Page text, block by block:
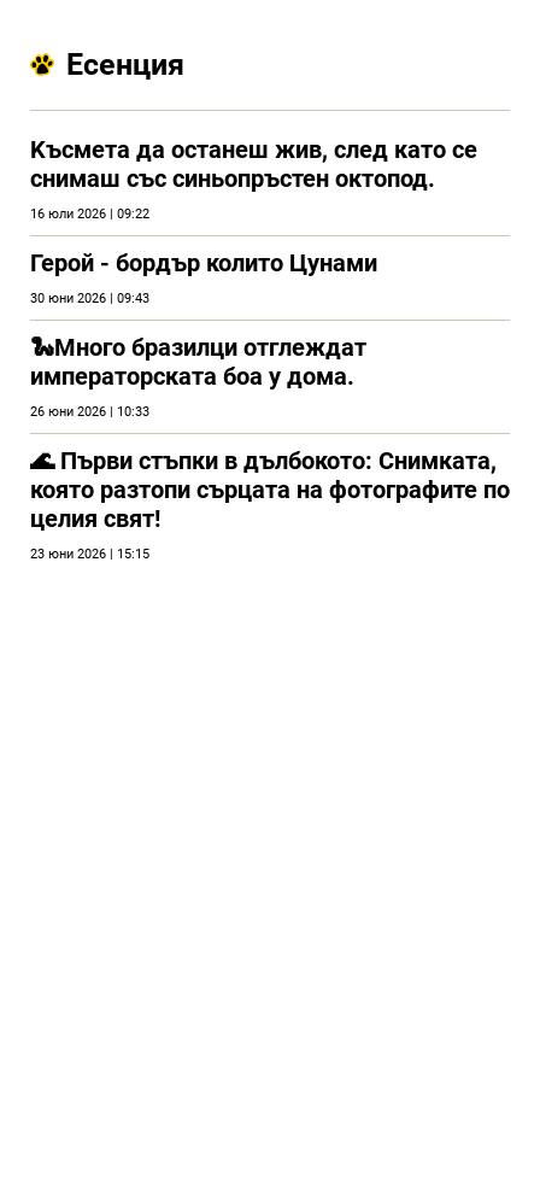
Есенция
Kъсмета да останеш жив, след като се
снимаш със синьопръстен октопод.
16 юли 2026 | 09:22
Герой - бордър колито Цунами
30 юни 2026 | 09:43
🐍Много бразилци отглеждат
императорската боа у дома.
26 юни 2026 | 10:33
🌊 Първи стъпки в дълбокото: Снимката,
която разтопи сърцата на фотографите по
целия свят!
23 юни 2026 | 15:15